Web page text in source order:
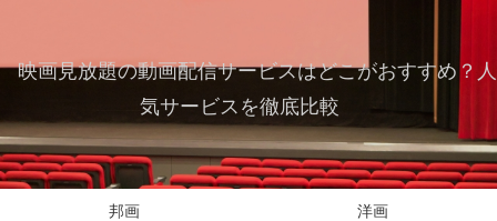
映画見放題の動画配信サービスはどこがおすすめ？人
気サービスを徹底比較
邦画 洋画